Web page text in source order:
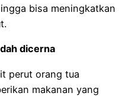
bisa meningkatkan
dicerna
perut orang tua
makanan yang